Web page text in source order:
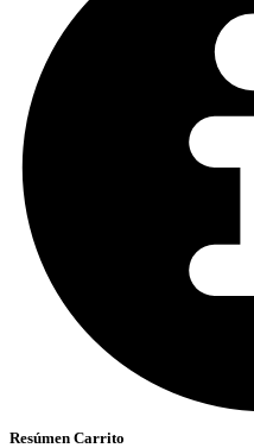
Resúmen Carrito